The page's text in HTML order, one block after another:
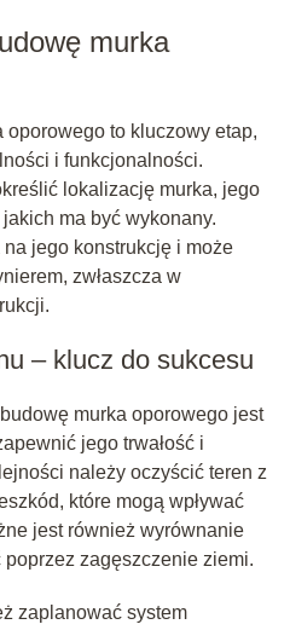
murka
to kluczowy etap,
i funkcjonalności.
lokalizację murka, jego
ma być wykonany.
na jego konstrukcję i może
zwłaszcza w
– klucz do sukcesu
murka oporowego jest
jego trwałość i
należy oczyścić teren z
które mogą wpływać
jest również wyrównanie
zagęszczenie ziemi.
zaplanować system